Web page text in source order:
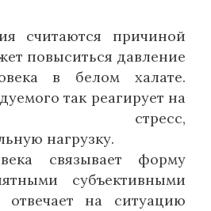
считаются причиной
повыситься давление
в белом халате.
так реагирует на
стресс,
нагрузку.
связывает форму
субъективными
на ситуацию